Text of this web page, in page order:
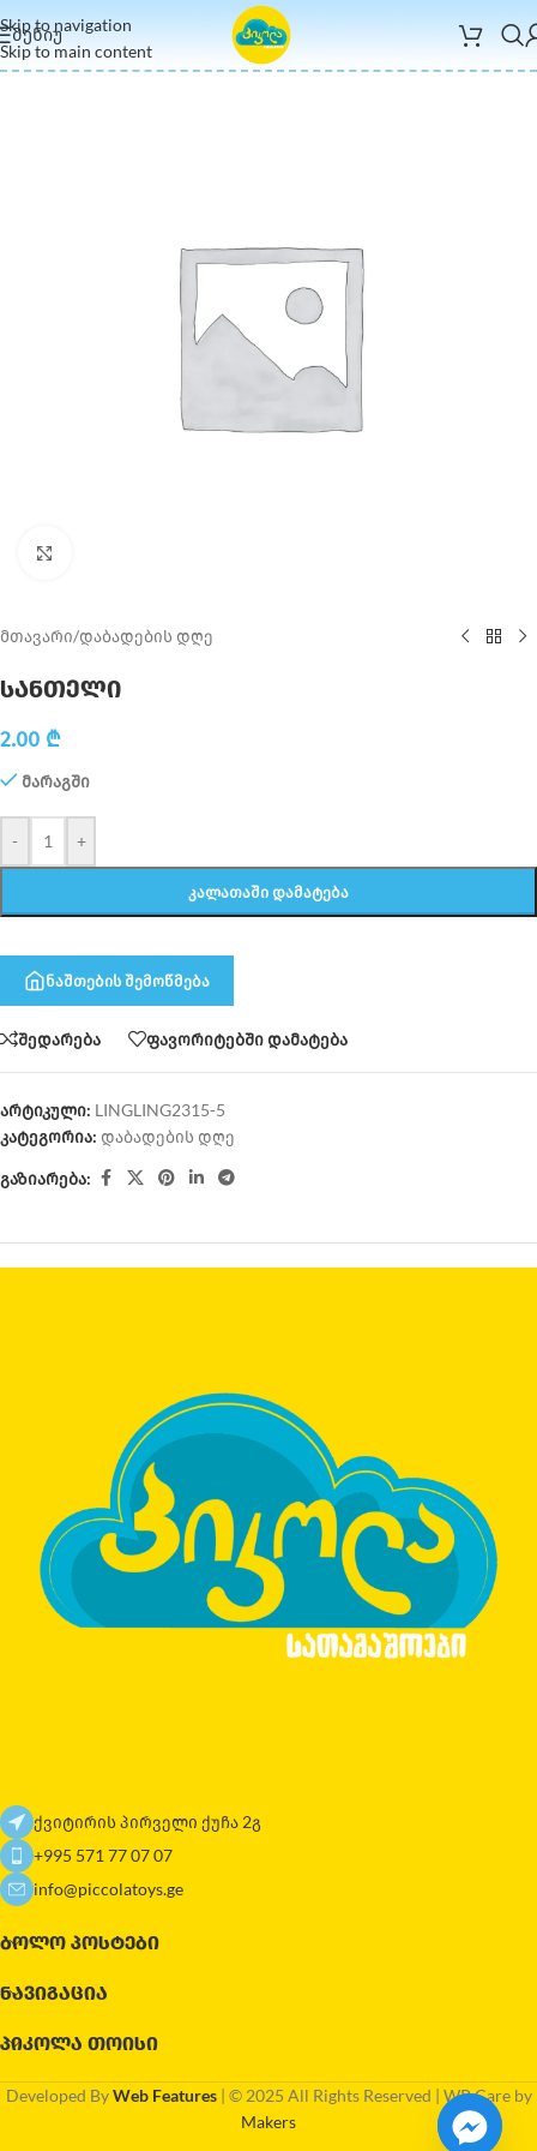
Skip to navigation
Skip to main content
ᲛᲔᲜᲘᲣ
მთავარი/დაბადების დღე
სანთელი
2.00 ₾
მარაგში
- +
ᲙᲐᲚᲐᲗᲐᲨᲘ ᲓᲐᲛᲐᲢᲔᲑᲐ
ნაშთების შემოწმება
შედარება ფავორიტებში დამატება
არტიკული: LINGLING2315-5
კატეგორია: დაბადების დღე
გაზიარება:
ქვიტირის პირველი ქუჩა 2გ
+995 571 77 07 07
info@piccolatoys.ge
ᲑᲝᲚᲝ ᲞᲝᲡᲢᲔᲑᲘ
ᲜᲐᲕᲘᲒᲐᲪᲘᲐ
ᲞᲘᲙᲝᲚᲐ ᲗᲝᲘᲡᲘ
Developed ByWeb Features | © 2025 All Rights Reserved | WP Care by
Makers